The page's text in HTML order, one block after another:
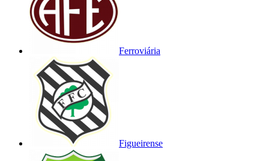
Ferroviária
Figueirense